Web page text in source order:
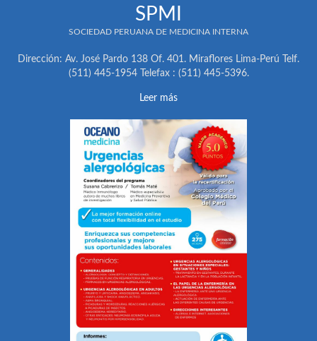
SPMI
SOCIEDAD PERUANA DE MEDICINA INTERNA
Dirección: Av. José Pardo 138 Of. 401. Miraflores Lima-Perú Telf.
(511) 445-1954 Telefax : (511) 445-5396.
Leer más